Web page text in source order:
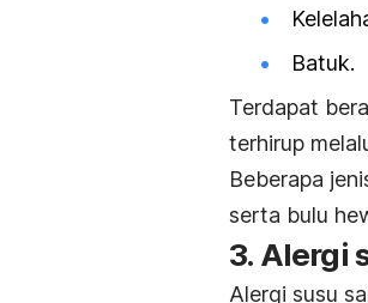
Batuk.
Terdapat
terhirup
Beberapa
serta bulu
3. Alergi
Alergi susu